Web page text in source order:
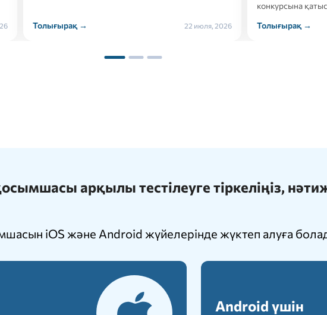
Толығырақ →
21 июля, 2026
ҚАЗТЕСТ
Толығырақ →
арқылы тестілеуге тіркеліңіз,
iOS және Android жүйелерінде жүктеп алуға
Android үшін